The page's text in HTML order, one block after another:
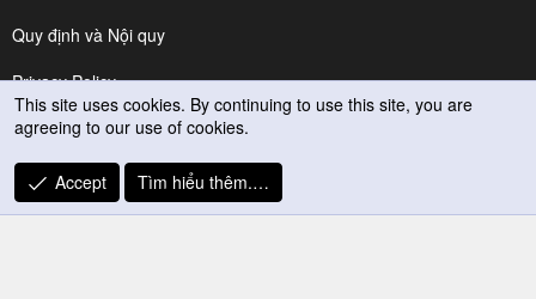
Quy định và Nội quy
Privacy Policy
Trợ giúp
R
S
This site uses cookies. By continuing to use this site, you are
agreeing to our use of cookies.
Accept Tìm hiểu thêm.…